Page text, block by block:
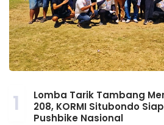
1
Lomba Tarik Tambang
208, KORMI Situbondo
Pushbike Nasional